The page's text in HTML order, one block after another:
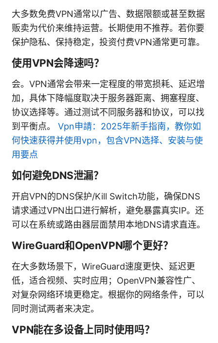
大多数免费VPN通常以广告、数据限额或甚至数据
贩卖为代价来维持运营。长期使用不推荐。若你要
保护隐私、保持稳定，投资付费VPN通常更可靠。
使用VPN会降速吗？
会。VPN通常会带来一定程度的带宽损耗、延迟增
加，具体下降幅度取决于服务器距离、拥塞程度、
协议选择等。通过测试不同服务器和协议，可以找
到平衡点。 Vpn申請：2025年新手指南，教你如
何快速获得并使用vpn，包含VPN选择、安装与使
用要点
如何避免DNS泄漏？
开启VPN的DNS保护/Kill Switch功能，确保DNS
请求通过VPN出口进行解析，避免暴露真实IP。还
可以在系统或路由器层面禁用本地DNS请求直连。
WireGuard和OpenVPN哪个更好？
在大多数场景下，WireGuard速度更快、延迟更
低，适合视频、实时应用；OpenVPN兼容性广、
对复杂网络环境更稳定。根据你的网络条件，可以
同时测试两者来决定。
VPN能在多设备上同时使用吗？